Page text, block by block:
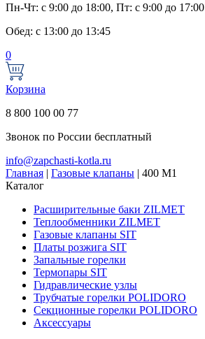
Пн-Чт: с 9:00 до 18:00, Пт: с 9:00 до 17:00
Обед: с 13:00 до 13:45
0
Корзина
8 800 100 00 77
Звонок по России бесплатный
info@zapchasti-kotla.ru
Главная | Газовые клапаны | 400 M1
Каталог
Расширительные баки ZILMET
Теплообменники ZILMET
Газовые клапаны SIT
Платы розжига SIT
Запальные горелки
Термопары SIT
Гидравлические узлы
Трубчатые горелки POLIDORO
Секционные горелки POLIDORO
Аксессуары